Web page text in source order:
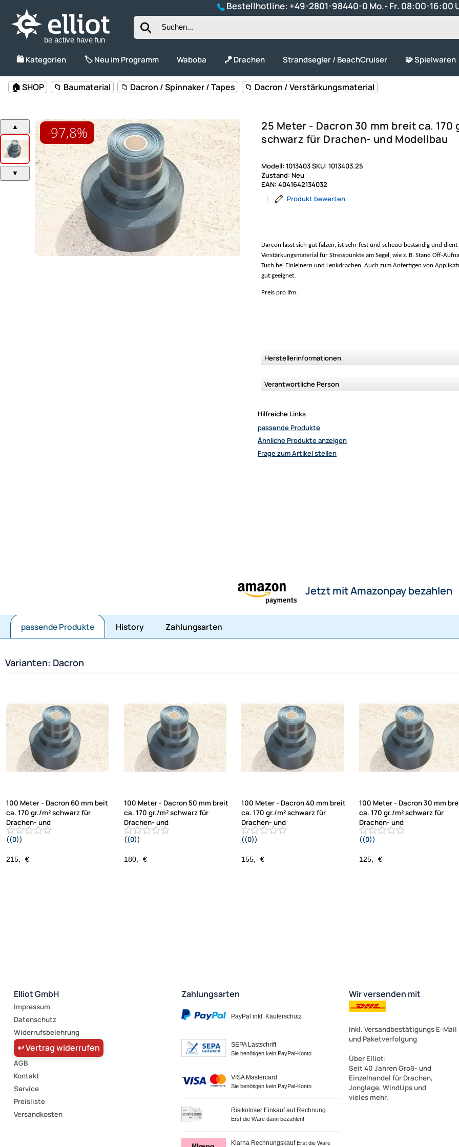
Bestellhotline: +49-2801-98440-0 Mo.- Fr. 08:00-16:00
be active have fun
🛍️ Kategorien 🏷️ Neu im Programm Waboba 🪁 Drachen Strandsegler / BeachCruiser 🧩 Spielwaren
🏠 SHOP 📁 Baumaterial 📁 Dacron / Spinnaker / Tapes 📁 Dacron / Verstärkungsmaterial
▲
▼
-97,8%
25 Meter - Dacron 30 mm breit ca. 170
schwarz für Drachen- und Modellbau
Modell: 1013403SKU: 1013403.25
Zustand: Neu
EAN: 4041642134032
|
Produkt bewerten
Darcon lässt sich gut falzen, ist sehr fest und scheuerbeständig und dient
Verstärkungsmaterial für Stresspunkte am Segel, wie z. B. Stand Off-
Tuch bei Einleinern und Lenkdrachen. Auch zum Anfertigen von
gut geeignet.
Preis pro lfm.
Herstellerinformationen
Verantwortliche Person
Hilfreiche Links
passende Produkte
Ähnliche Produkte anzeigen
Frage zum Artikel stellen
Jetzt mit Amazonpay bezahlen
passende Produkte History Zahlungsarten
Varianten: Dacron
100 Meter - Dacron 60 mm beit
ca. 170 gr./m² schwarz für
Drachen- und
Modellbau
((0))
215,- €
100 Meter - Dacron 50 mm breit
ca. 170 gr./m² schwarz für
Drachen- und
Modellbau
((0))
180,- €
100 Meter - Dacron 40 mm breit
ca. 170 gr./m² schwarz für
Drachen- und
Modellbau
((0))
155,- €
100 Meter - Dacron 30 mm
ca. 170 gr./m² schwarz für
Drachen- und
Modellbau
((0))
125,- €
Elliot GmbH
Impressum
Datenschutz
Widerrufsbelehrung
↩ Vertrag widerrufen
AGB
Kontakt
Service
Preisliste
Versandkosten
Zahlungsarten
PayPal inkl. Käuferschutz
SEPA Lastschrift
Sie benötigen kein PayPal-Konto
VISA Mastercard
Sie benötigen kein PayPal-Konto
Risikoloser Einkauf auf Rechnung
Erst die Ware dann bezahlen!
Klarna Rechnungskauf Erst die Ware
Wir versenden mit
Inkl. Versandbestätigungs E-Mail
und Paketverfolgung
Über Elliot:
Seit 40 Jahren Groß- und
Einzelhandel für Drachen,
Jonglage, WindUps und
vieles mehr.